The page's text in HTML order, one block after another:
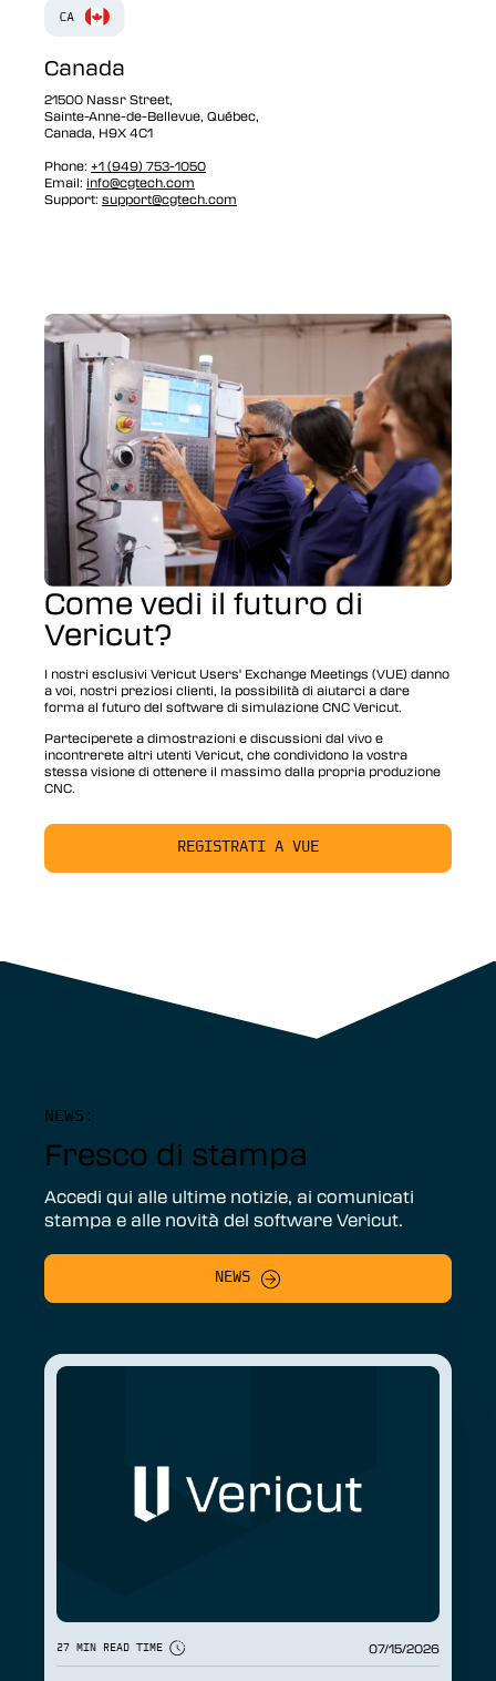
Canada
21500 Nassr Street,
Sainte-Anne-de-Bellevue, Québec,
Canada, H9X 4C1
Phone: +1 (949) 753-1050
Email: info@cgtech.com
Support: support@cgtech.com
Come vedi il futuro di
Vericut?
I nostri esclusivi Vericut Users' Exchange Meetings (VUE) danno
a voi, nostri preziosi clienti, la possibilità di aiutarci a dare
forma al futuro del software di simulazione CNC Vericut.
Parteciperete a dimostrazioni e discussioni dal vivo e
incontrerete altri utenti Vericut, che condividono la vostra
stessa visione di ottenere il massimo dalla propria produzione
CNC.
REGISTRATI A VUE
NEWS:
Fresco di stampa
Accedi qui alle ultime notizie, ai comunicati
stampa e alle novità del software Vericut.
NEWS
27 MIN READ TIME 07/15/2026